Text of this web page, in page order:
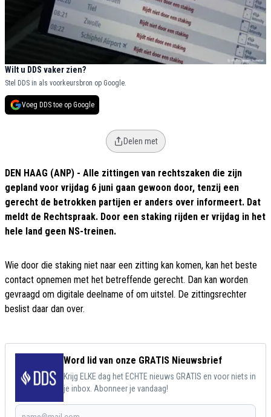
Wilt u DDS vaker zien?
Stel DDS in als voorkeursbron op Google.
Voeg DDS toe op Google
Delen met
DEN HAAG (ANP) - Alle zittingen van rechtszaken die zijn
gepland voor vrijdag 6 juni gaan gewoon door, tenzij een
gerecht de betrokken partijen er anders over informeert. Dat
meldt de Rechtspraak. Door een staking rijden er vrijdag in het
hele land geen NS-treinen.
Wie door die staking niet naar een zitting kan komen, kan het beste
contact opnemen met het betreffende gerecht. Dan kan worden
gevraagd om digitale deelname of om uitstel. De zittingsrechter
beslist daar dan over.
Word lid van onze GRATIS Nieuwsbrief
Krijg ELKE dag het ECHTE nieuws GRATIS en voor niets in
je inbox. Abonneer je vandaag!